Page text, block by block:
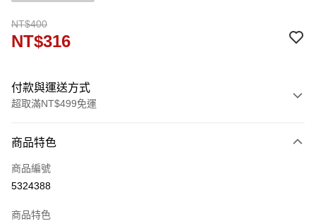
NT$400
NT$316
付款與運送方式
超取滿NT$499免運
信用卡一次付款
ATM付款
運送方式
商品特色
商品編號
5324388
商品特色